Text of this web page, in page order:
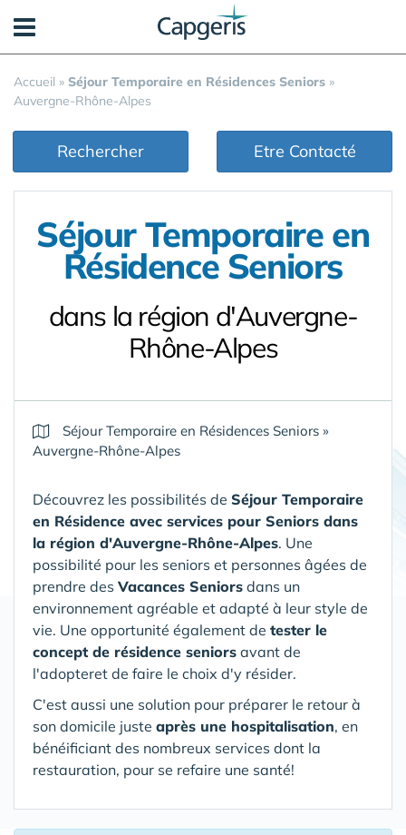
Accueil » Séjour Temporaire en Résidences Seniors »
Auvergne-Rhône-Alpes
Rechercher Etre Contacté
Séjour Temporaire en
Résidence Seniors
dans la région d'Auvergne-
Rhône-Alpes
Séjour Temporaire en Résidences Seniors »
Auvergne-Rhône-Alpes
Découvrez les possibilités de Séjour Temporaire
en Résidence avec services pour Seniors dans
la région d'Auvergne-Rhône-Alpes. Une
possibilité pour les seniors et personnes âgées de
prendre des Vacances Seniors dans un
environnement agréable et adapté à leur style de
vie. Une opportunité également de tester le
concept de résidence seniors avant de
l'adopteret de faire le choix d'y résider.
C'est aussi une solution pour préparer le retour à
son domicile juste après une hospitalisation, en
bénéificiant des nombreux services dont la
restauration, pour se refaire une santé!